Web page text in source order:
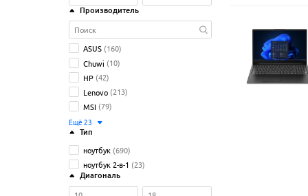
Производитель
ASUS (160)
Chuwi (10)
HP (42)
Lenovo (213)
MSI (79)
Ещё 23
Тип
ноутбук (690)
ноутбук 2-в-1 (23)
Диагональ